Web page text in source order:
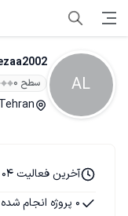
AL سطح ۰
Tehran
آخرین فعالیت 04 مرداد 1404
0 پروژه انجام شده